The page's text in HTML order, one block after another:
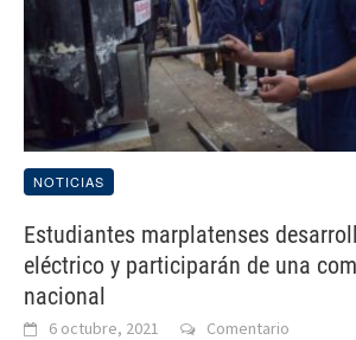
NOTICIAS
Estudiantes marplatenses
eléctrico y participarán de una
nacional
6 octubre, 2021 Comentario